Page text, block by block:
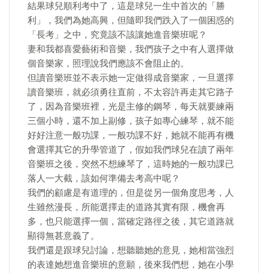
結果球兒順利考中了，這是球兒一生中首次的「勝
利」，我們為她高興，但隨即我們跌入了一個困惑的
「長考」之中，究竟該不該讓她進音樂班呢？
妻和我都喜愛藝術和音樂，我們孩子之中有人選擇做
個音樂家，照理說我們應該不會阻止的。
但讀音樂班並不表示她一定做得成音樂家，一旦選擇
讀音樂班，就必須勇往直前，不太容許再走其它路子
了，因為音樂班裡，光是主修的鋼琴，每天就要練兩
三個小時，還不加上副修，孩子如專心練琴，就不能
好好注意一般功課，一般功課不好，她就不能再有機
會選擇其它的升學管道了，假如我們球兒在讀了兩年
音樂班之後，突然不想練琴了，這時她的一般功課已
落人一大截，該如何準備去考高中呢？
我們的顧慮是有道理的，但是從另一個角度思考，人
生雖然漫長，所能選擇走的道路其實有限，機會再
多，也只能選擇一個，當確定路徑之後，其它道路就
顯得無甚意義了。
我們還是跟球兒討論，想聽聽她的意見，她相當強烈
的表達她想進音樂班的意願，後來我們想，她在小學